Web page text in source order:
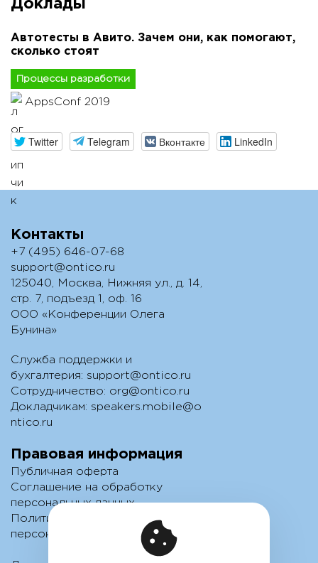
Доклады
Автотесты в Авито. Зачем они, как помогают,
сколько стоят
Процессы разработки
AppsConf 2019
Twitter Telegram Вконтакте LinkedIn
Контакты
+7 (495) 646-07-68
support@ontico.ru
125040, Москва, Нижняя ул., д. 14,
стр. 7, подъезд 1, оф. 16
ООО «Конференции Олега
Бунина»
Служба поддержки и
бухгалтерия: support@ontico.ru
Сотрудничество: org@ontico.ru
Докладчикам: speakers.mobile@o
ntico.ru
Правовая информация
Публичная оферта
Соглашение на обработку
персональных данных
Политика обработки
персональных данных